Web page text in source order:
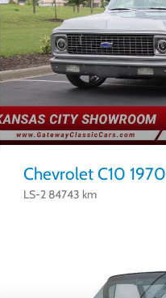
Chevrolet C10 1970
LS-2 84743 km